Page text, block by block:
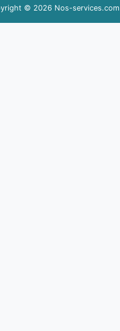
© 2026 Nos-services.com